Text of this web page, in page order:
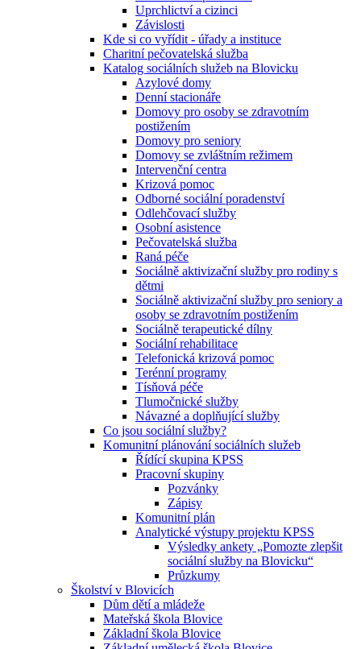
Uprchlictví a cizinci
Závislosti
Kde si co vyřídit - úřady a instituce
Charitní pečovatelská služba
Katalog sociálních služeb na Blovicku
Azylové domy
Denní stacionáře
Domovy pro osoby se zdravotním
postižením
Domovy pro seniory
Domovy se zvláštním režimem
Intervenční centra
Krizová pomoc
Odborné sociální poradenství
Odlehčovací služby
Osobní asistence
Pečovatelská služba
Raná péče
Sociálně aktivizační služby pro rodiny s
dětmi
Sociálně aktivizační služby pro seniory a
osoby se zdravotním postižením
Sociálně terapeutické dílny
Sociální rehabilitace
Telefonická krizová pomoc
Terénní programy
Tísňová péče
Tlumočnické služby
Návazné a doplňující služby
Co jsou sociální služby?
Komunitní plánování sociálních služeb
Řídící skupina KPSS
Pracovní skupiny
Pozvánky
Zápisy
Komunitní plán
Analytické výstupy projektu KPSS
Výsledky ankety „Pomozte zlepšit
sociální služby na Blovicku“
Průzkumy
Školství v Blovicích
Dům dětí a mládeže
Mateřská škola Blovice
Základní škola Blovice